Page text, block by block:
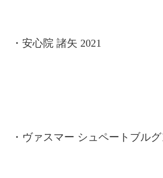
・安心院 諸矢 2021
・ヴァスマー シュペートブル